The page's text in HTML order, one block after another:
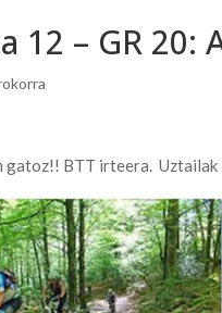
12 – GR 20:
gatoz!! BTT irteera. Uztailak